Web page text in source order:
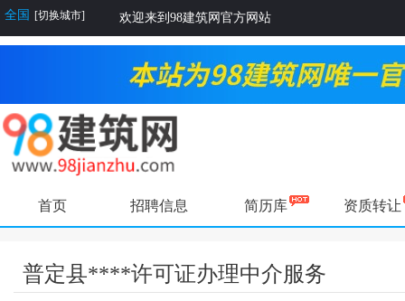
全国 [切换城市] 欢迎来到98建筑网官方网站
首页 招聘信息 简历库 资质转让
普定县****许可证办理中介服务